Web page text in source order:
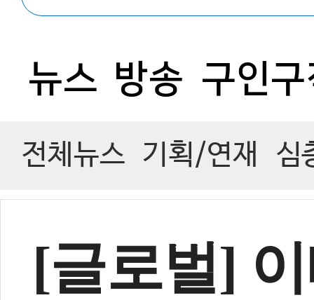
뉴스 방송 구인
전체뉴스 기획/연재 심
[글로벌]